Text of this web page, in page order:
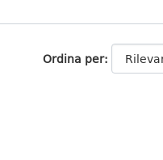
Ordina per